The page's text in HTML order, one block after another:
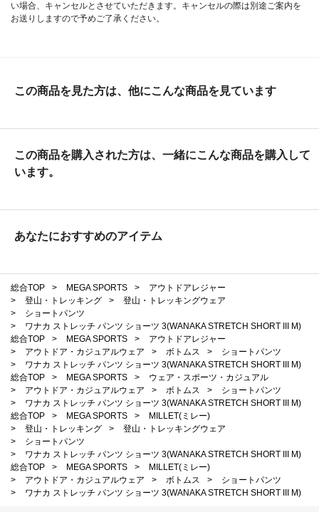
い場合、キャンセルとさせていただきます。キャンセルの際は別途ご案内を
お送りしますので予めご了承ください。
この商品を見た方は、他にこんな商品を見ています
この商品を購入された方は、一緒にこんな商品を購入して
います。
あなたにおすすめのアイテム
総合TOP > MEGA SPORTS >
アウトドアレジャー
>
登山・トレッキング >
登山・トレッキングウェア
>
ショートパンツ
>
ワナカ ストレッチ パンツ ショーツ 3(WANAKA STRETCH SHORT III M)
総合TOP
> MEGA SPORTS >
アウトドアレジャー
>
アウトドア・カジュアルウェア > ボトムス >
ショートパンツ
>
ワナカ ストレッチ パンツ ショーツ 3(WANAKA STRETCH SHORT III M)
総合TOP
> MEGA SPORTS >
ウェア・スポーツ・カジュアル
>
アウトドア・カジュアルウェア > ボトムス >
ショートパンツ
>
ワナカ ストレッチ パンツ ショーツ 3(WANAKA STRETCH SHORT III M)
総合TOP
> MEGA SPORTS >
MILLET(ミレー)
>
登山・トレッキング >
登山・トレッキングウェア
>
ショートパンツ
>
ワナカ ストレッチ パンツ ショーツ 3(WANAKA STRETCH SHORT III M)
総合TOP
> MEGA SPORTS >
MILLET(ミレー)
>
アウトドア・カジュアルウェア > ボトムス >
ショートパンツ
>
ワナカ ストレッチ パンツ ショーツ 3(WANAKA STRETCH SHORT III M)